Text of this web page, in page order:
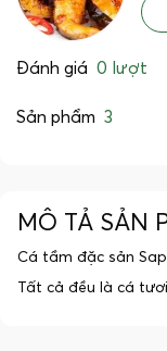
Đánh giá 0 lượt
Sản phẩm 3
MÔ TẢ SẢN
Cá tầm đặc sản
Tất cả đều là cá